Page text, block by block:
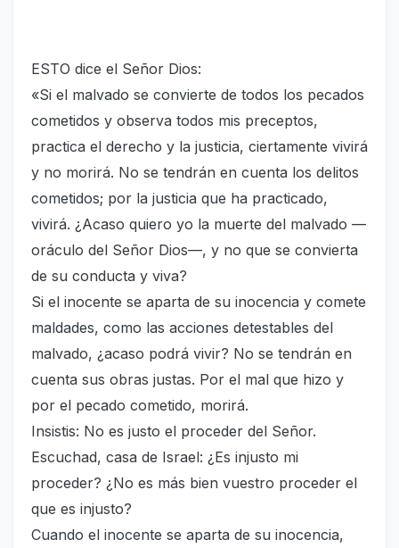
ESTO dice el Señor Dios:
«Si el malvado se convierte de todos los pecados
cometidos y observa todos mis preceptos,
practica el derecho y la justicia, ciertamente vivirá
y no morirá. No se tendrán en cuenta los delitos
cometidos; por la justicia que ha practicado,
vivirá. ¿Acaso quiero yo la muerte del malvado —
oráculo del Señor Dios—, y no que se convierta
de su conducta y viva?
Si el inocente se aparta de su inocencia y comete
maldades, como las acciones detestables del
malvado, ¿acaso podrá vivir? No se tendrán en
cuenta sus obras justas. Por el mal que hizo y
por el pecado cometido, morirá.
Insistis: No es justo el proceder del Señor.
Escuchad, casa de Israel: ¿Es injusto mi
proceder? ¿No es más bien vuestro proceder el
que es injusto?
Cuando el inocente se aparta de su inocencia,